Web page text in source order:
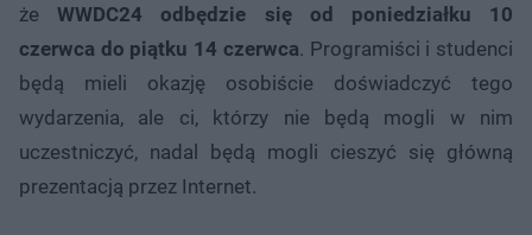
żeWWDC24 odbędzie się od poniedziałku 10
czerwca do piątku 14 czerwca. Programiści i studenci
będą mieli okazję osobiście doświadczyć tego
wydarzenia, ale ci, którzy nie będą mogli w nim
uczestniczyć, nadal będą mogli cieszyć się główną
prezentacją przez Internet.